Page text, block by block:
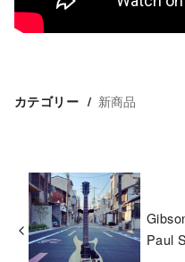
カテゴリー 新商品
Paul